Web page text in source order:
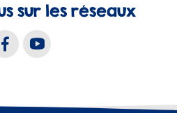
sur les réseaux